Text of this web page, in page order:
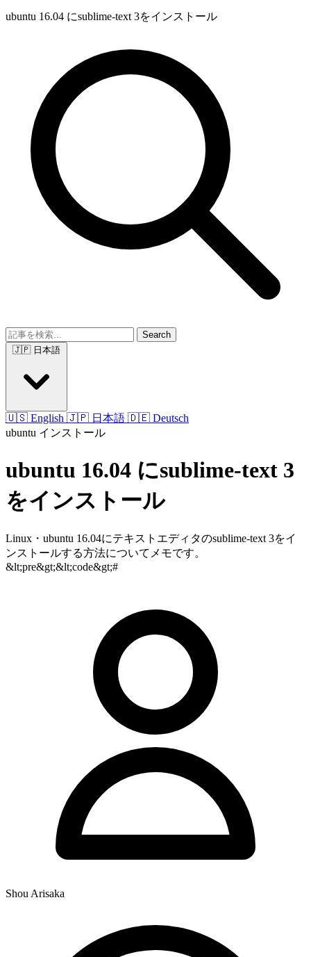
ubuntu 16.04 にsublime-text 3をインストール
Search
🇺🇸 English 🇯🇵 日本語 🇩🇪 Deutsch
ubuntu インストール
ubuntu 16.04 にsublime-text 3
をインストール
Linux・ubuntu 16.04にテキストエディタのsublime-text 3をイ
ンストールする方法についてメモです。
&lt;pre&gt;&lt;code&gt;#
Shou Arisaka